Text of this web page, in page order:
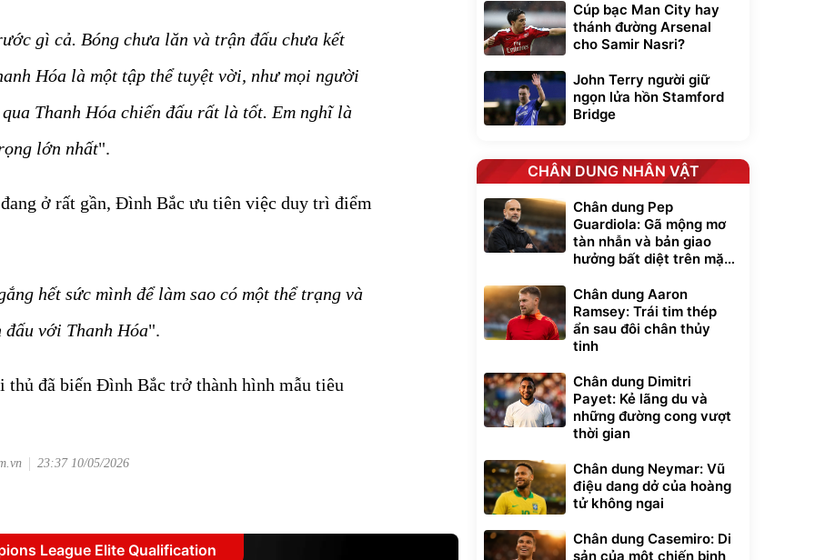
gì cả. Bóng chưa lăn và trận đấu chưa kết
Hóa là một tập thể tuyệt vời, như mọi người
Thanh Hóa chiến đấu rất là tốt. Em nghĩ là
lớn nhất".
ở rất gần, Đình Bắc ưu tiên việc duy trì điểm
hết sức mình để làm sao có một thể trạng và
với Thanh Hóa".
đã biến Đình Bắc trở thành hình mẫu tiêu
23:37 10/05/2026
League Elite Qualification
Cúp bạc Man City hay
thánh đường Arsenal
cho Samir Nasri?
John Terry người giữ
ngọn lửa hồn Stamford
Bridge
CHÂN DUNG NHÂN VẬT
Chân dung Pep
Guardiola: Gã mộng mơ
tàn nhẫn và bản giao
hưởng bất diệt trên mặt
Chân dung Aaron
Ramsey: Trái tim thép
ẩn sau đôi chân thủy
tinh
Chân dung Dimitri
Payet: Kẻ lãng du và
những đường cong vượt
thời gian
Chân dung Neymar: Vũ
điệu dang dở của hoàng
tử không ngai
Chân dung Casemiro: Di
sản của một chiến binh